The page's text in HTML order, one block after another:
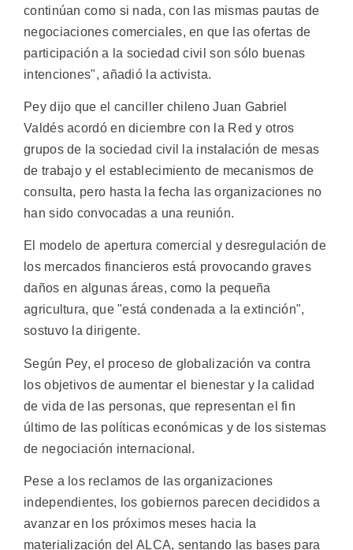
continúan como si nada, con las mismas pautas de
negociaciones comerciales, en que las ofertas de
participación a la sociedad civil son sólo buenas
intenciones", añadió la activista.
Pey dijo que el canciller chileno Juan Gabriel
Valdés acordó en diciembre con la Red y otros
grupos de la sociedad civil la instalación de mesas
de trabajo y el establecimiento de mecanismos de
consulta, pero hasta la fecha las organizaciones no
han sido convocadas a una reunión.
El modelo de apertura comercial y desregulación de
los mercados financieros está provocando graves
daños en algunas áreas, como la pequeña
agricultura, que "está condenada a la extinción",
sostuvo la dirigente.
Según Pey, el proceso de globalización va contra
los objetivos de aumentar el bienestar y la calidad
de vida de las personas, que representan el fin
último de las políticas económicas y de los sistemas
de negociación internacional.
Pese a los reclamos de las organizaciones
independientes, los gobiernos parecen decididos a
avanzar en los próximos meses hacia la
materialización del ALCA, sentando las bases para